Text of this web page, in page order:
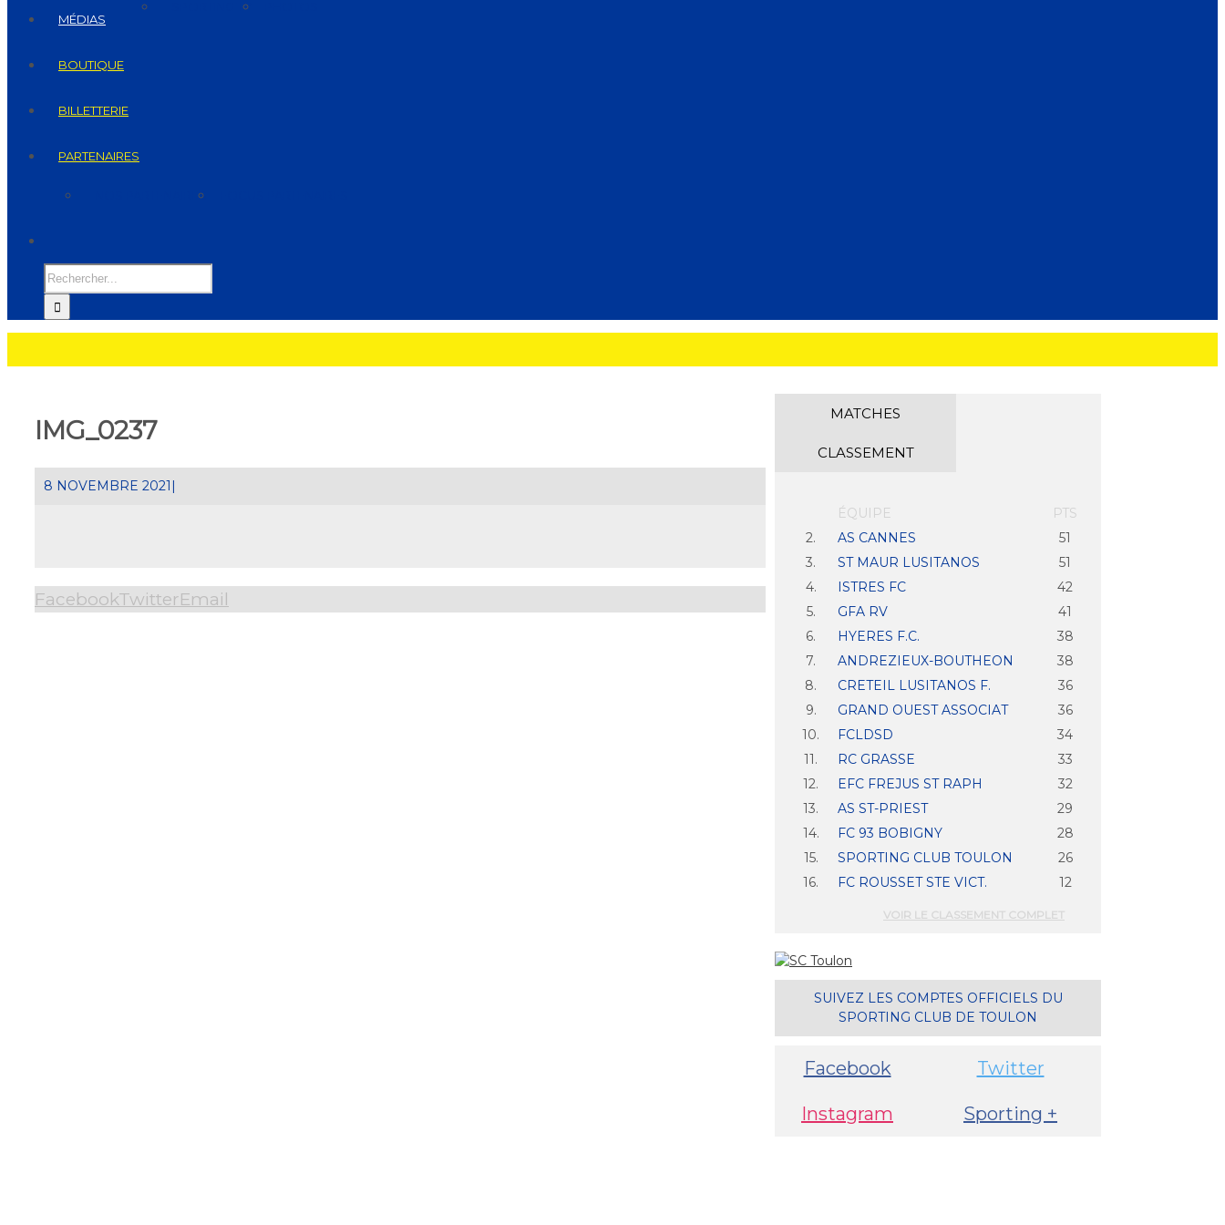
MÉDIAS
SPORTING TV
BOUTIQUE
BILLETTERIE
PARTENAIRES
NOS PARTENAIRES
IMG_0237
8 NOVEMBRE 2021 |
FacebookTwitterEmail
MATCHES
CLASSEMENT
ÉQUIPE
PTS
2.
AS CANNES
51
3.
ST MAUR LUSITANOS
51
4.
ISTRES FC
42
5.
GFA RV
41
6.
HYERES F.C.
38
7.
ANDREZIEUX-BOUTHEON
38
8.
CRETEIL LUSITANOS F.
36
9.
GRAND OUEST ASSOCIAT
36
10.
FCLDSD
34
11.
RC GRASSE
33
12.
EFC FREJUS ST RAPH
32
13.
AS ST-PRIEST
29
14.
FC 93 BOBIGNY
28
15.
SPORTING CLUB TOULON
26
16.
FC ROUSSET STE VICT. 12
VOIR LE CLASSEMENT COMPLET
SUIVEZ LES COMPTES OFFICIELS DU
SPORTING CLUB DE TOULON
Facebook Twitter
Instagram Sporting +